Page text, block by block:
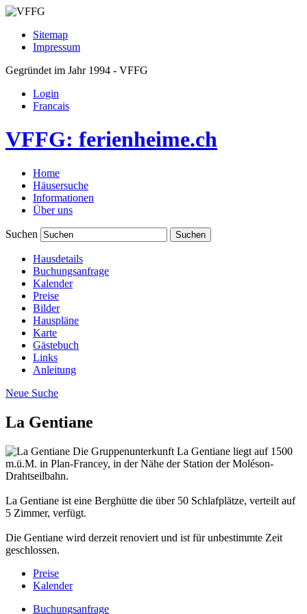
Sitemap
Impressum
Gegründet im Jahr 1994 - VFFG
Login
Francais
VFFG: ferienheime.ch
Home
Häusersuche
Informationen
Über uns
Suchen
Hausdetails
Buchungsanfrage
Kalender
Preise
Bilder
Hauspläne
Karte
Gästebuch
Links
Anleitung
Neue Suche
La Gentiane
Die Gruppenunterkunft La Gentiane liegt auf 1500
m.ü.M. in Plan-Francey, in der Nähe der Station der Moléson-
Drahtseilbahn.
La Gentiane ist eine Berghütte die über 50 Schlafplätze, verteilt auf
5 Zimmer, verfügt.
Die Gentiane wird derzeit renoviert und ist für unbestimmte Zeit
geschlossen.
Preise
Kalender
Buchungsanfrage